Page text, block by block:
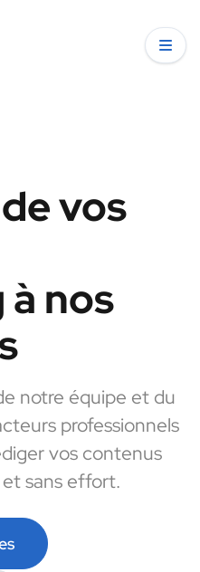
vos
nos
notre équipe et du
professionnels
vos contenus
sans effort.